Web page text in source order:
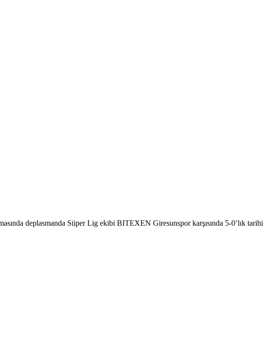
deplasmanda Süper Lig ekibi BITEXEN Giresunspor karşısında 5-0’lık